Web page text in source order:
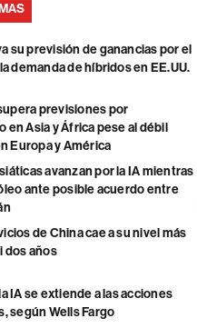
su previsión de ganancias por el
demanda de híbridos en EE.UU.
previsiones por
en Asia y África pese al débil
Europa y América
avanzan por la IA mientras
ante posible acuerdo entre
de China cae a su nivel más
dos años
IA se extiende a las acciones
según Wells Fargo